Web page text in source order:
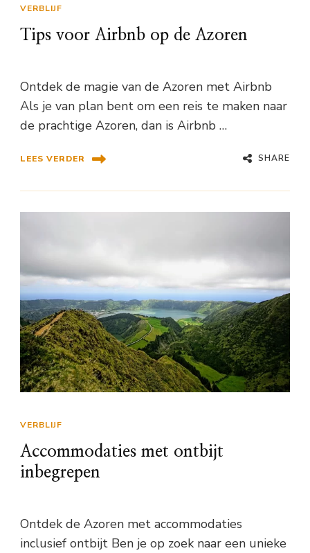
VERBLIJF
Tips voor Airbnb op de Azoren
Ontdek de magie van de Azoren met Airbnb
Als je van plan bent om een reis te maken naar
de prachtige Azoren, dan is Airbnb …
LEES VERDER SHARE
VERBLIJF
Accommodaties met ontbijt
inbegrepen
Ontdek de Azoren met accommodaties
inclusief ontbijt Ben je op zoek naar een unieke